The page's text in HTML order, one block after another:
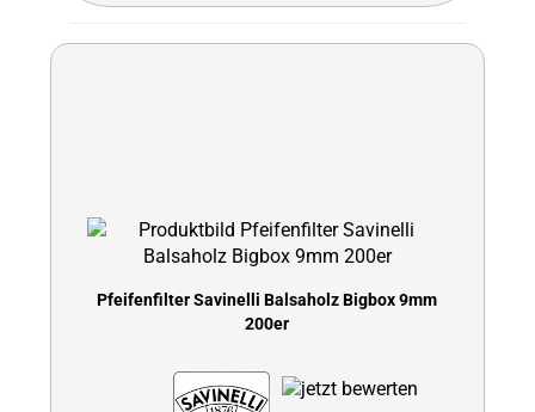
Pfeifenfilter Savinelli Balsaholz Bigbox 9mm
200er